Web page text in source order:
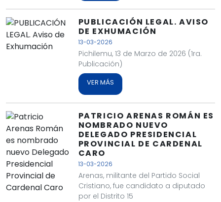
PUBLICACIÓN LEGAL. AVISO
DE EXHUMACIÓN
13-03-2026
Pichilemu, 13 de Marzo de 2026 (1ra.
Publicación)
VER MÁS
PATRICIO ARENAS ROMÁN ES
NOMBRADO NUEVO
DELEGADO PRESIDENCIAL
PROVINCIAL DE CARDENAL
CARO
13-03-2026
Arenas, militante del Partido Social
Cristiano, fue candidato a diputado
por el Distrito 15